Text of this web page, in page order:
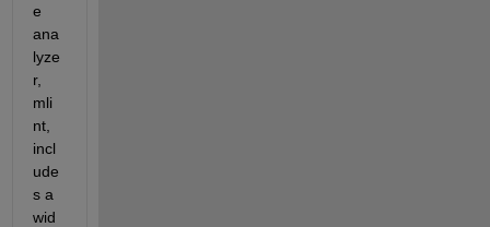
e
ana
lyze
r,
mli
nt,
incl
ude
s a
wid